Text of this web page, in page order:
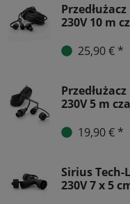
230V 10 m
25,90 € *
230V 5 m
19,90 € *
Sirius
230V 7 x 5